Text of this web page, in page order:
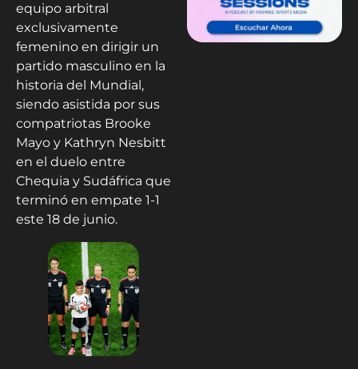
equipo arbitral
exclusivamente
femenino en dirigir un
partido masculino en la
historia del Mundial,
siendo asistida por sus
compatriotas Brooke
Mayo y Kathryn Nesbitt
en el duelo entre
Chequia y Sudáfrica que
terminó en empate 1-1
este 18 de junio.